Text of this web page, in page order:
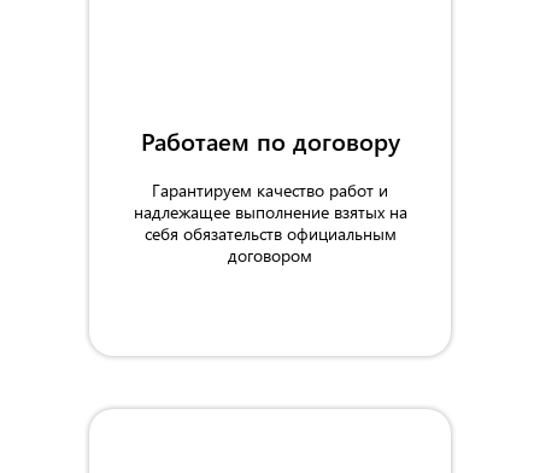
Работаем по договору
Гарантируем качество работ и
надлежащее выполнение взятых на
себя обязательств официальным
договором